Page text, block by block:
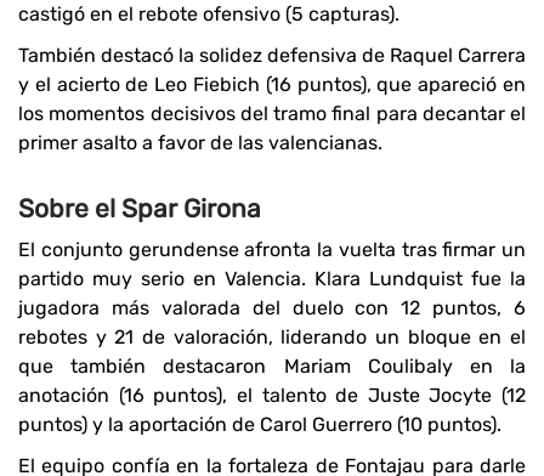
castigó en el rebote ofensivo (5 capturas).
También destacó la solidez defensiva de Raquel Carrera
y el acierto de Leo Fiebich (16 puntos), que apareció en
los momentos decisivos del tramo final para decantar el
primer asalto a favor de las valencianas.
Sobre el Spar Girona
El conjunto gerundense afronta la vuelta tras firmar un
partido muy serio en Valencia. Klara Lundquist fue la
jugadora más valorada del duelo con 12 puntos, 6
rebotes y 21 de valoración, liderando un bloque en el
que también destacaron Mariam Coulibaly en la
anotación (16 puntos), el talento de Juste Jocyte (12
puntos) y la aportación de Carol Guerrero (10 puntos).
El equipo confía en la fortaleza de Fontajau para darle